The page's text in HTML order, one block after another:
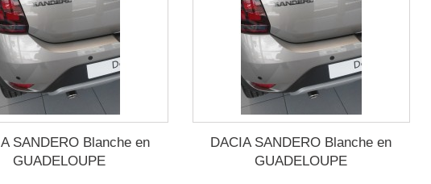
SANDERO Blanche en
GUADELOUPE
DACIA SANDERO Blanche en
GUADELOUPE